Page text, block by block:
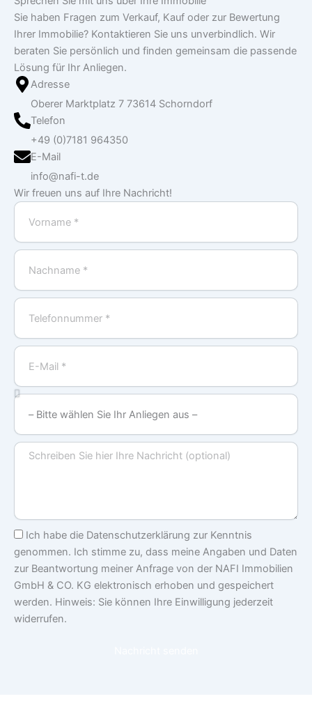
Sie haben Fragen zum Verkauf, Kauf oder zur Bewertung
Ihrer Immobilie? Kontaktieren Sie uns unverbindlich. Wir
beraten Sie persönlich und finden gemeinsam die passende
Lösung für Ihr Anliegen.
Adresse
Oberer Marktplatz 7 73614 Schorndorf
Telefon
+49 (0)7181 964350
E-Mail
info@nafi-t.de
Wir freuen uns auf Ihre Nachricht!
Vorname
Nachname
Telefonnummer
E-
Mail
–
Bitte
wählen
–
Nachricht
Einwilligung
Ich habe die Datenschutzerklärung zur Kenntnis
genommen. Ich stimme zu, dass meine Angaben und Daten
zur Beantwortung meiner Anfrage von der NAFI Immobilien
GmbH & CO. KG elektronisch erhoben und gespeichert
werden. Hinweis: Sie können Ihre Einwilligung jederzeit
widerrufen.